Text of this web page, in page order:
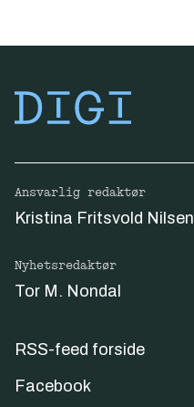
Ansvarlig redaktør
Kristina Fritsvold Nilsen
Nyhetsredaktør
Tor M. Nondal
RSS-feed forside
Facebook